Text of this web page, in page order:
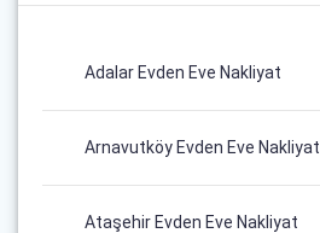
Adalar Evden Eve Nakliyat
Arnavutköy Evden Eve Nakliyat
Ataşehir Evden Eve Nakliyat